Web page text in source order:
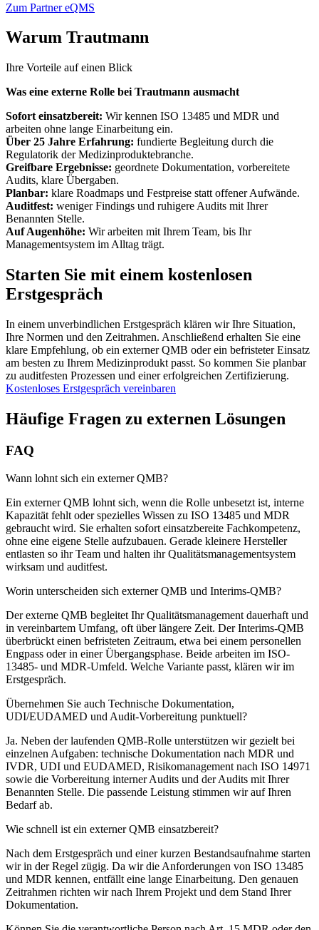
Zum Partner eQMS
Warum Trautmann
Ihre Vorteile auf einen Blick
Was eine externe Rolle bei Trautmann ausmacht
Sofort einsatzbereit: Wir kennen ISO 13485 und MDR und
arbeiten ohne lange Einarbeitung ein.
Über 25 Jahre Erfahrung: fundierte Begleitung durch die
Regulatorik der Medizinproduktebranche.
Greifbare Ergebnisse: geordnete Dokumentation, vorbereitete
Audits, klare Übergaben.
Planbar: klare Roadmaps und Festpreise statt offener Aufwände.
Auditfest: weniger Findings und ruhigere Audits mit Ihrer
Benannten Stelle.
Auf Augenhöhe: Wir arbeiten mit Ihrem Team, bis Ihr
Managementsystem im Alltag trägt.
Starten Sie mit einem kostenlosen
Erstgespräch
In einem unverbindlichen Erstgespräch klären wir Ihre Situation,
Ihre Normen und den Zeitrahmen. Anschließend erhalten Sie eine
klare Empfehlung, ob ein externer QMB oder ein befristeter Einsatz
am besten zu Ihrem Medizinprodukt passt. So kommen Sie planbar
zu auditfesten Prozessen und einer erfolgreichen Zertifizierung.
Kostenloses Erstgespräch vereinbaren
Häufige Fragen zu externen Lösungen
FAQ
Wann lohnt sich ein externer QMB?
Ein externer QMB lohnt sich, wenn die Rolle unbesetzt ist, interne
Kapazität fehlt oder spezielles Wissen zu ISO 13485 und MDR
gebraucht wird. Sie erhalten sofort einsatzbereite Fachkompetenz,
ohne eine eigene Stelle aufzubauen. Gerade kleinere Hersteller
entlasten so ihr Team und halten ihr Qualitätsmanagementsystem
wirksam und auditfest.
Worin unterscheiden sich externer QMB und Interims-QMB?
Der externe QMB begleitet Ihr Qualitätsmanagement dauerhaft und
in vereinbartem Umfang, oft über längere Zeit. Der Interims-QMB
überbrückt einen befristeten Zeitraum, etwa bei einem personellen
Engpass oder in einer Übergangsphase. Beide arbeiten im ISO-
13485- und MDR-Umfeld. Welche Variante passt, klären wir im
Erstgespräch.
Übernehmen Sie auch Technische Dokumentation,
UDI/EUDAMED und Audit-Vorbereitung punktuell?
Ja. Neben der laufenden QMB-Rolle unterstützen wir gezielt bei
einzelnen Aufgaben: technische Dokumentation nach MDR und
IVDR, UDI und EUDAMED, Risikomanagement nach ISO 14971
sowie die Vorbereitung interner Audits und der Audits mit Ihrer
Benannten Stelle. Die passende Leistung stimmen wir auf Ihren
Bedarf ab.
Wie schnell ist ein externer QMB einsatzbereit?
Nach dem Erstgespräch und einer kurzen Bestandsaufnahme starten
wir in der Regel zügig. Da wir die Anforderungen von ISO 13485
und MDR kennen, entfällt eine lange Einarbeitung. Den genauen
Zeitrahmen richten wir nach Ihrem Projekt und dem Stand Ihrer
Dokumentation.